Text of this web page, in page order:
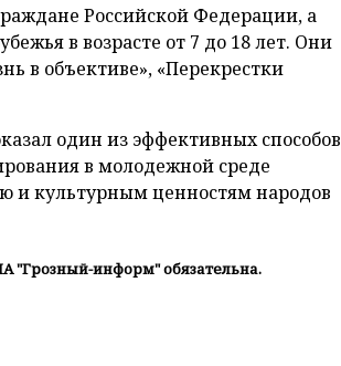
Российской Федерации, а
в возрасте от 7 до 18 лет. Они
в объективе», «Перекрестки
один из эффективных способов
в молодежной среде
и культурным ценностям народов
"Грозный-информ" обязательна.